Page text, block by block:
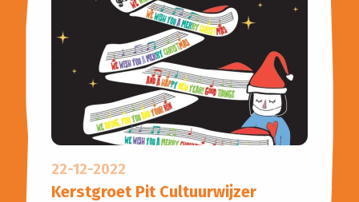
22-12-2022
Kerstgroet Pit Cultuurwijzer